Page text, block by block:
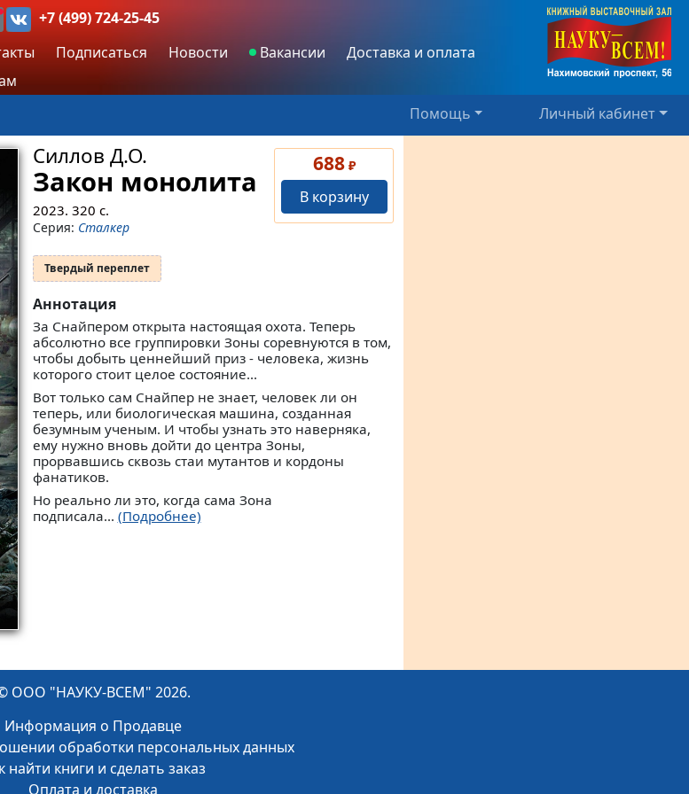
+7 (499) 724-25-45
Подписаться Новости Вакансии
Доставка и оплата
Помощь Личный кабинет
688₽
В корзину
Силлов Д.О.
Закон монолита
2023. 320 с.
Серия: Сталкер
Твердый переплет
Аннотация
За Снайпером открыта настоящая охота. Теперь
абсолютно все группировки Зоны соревнуются в том,
чтобы добыть ценнейший приз - человека, жизнь
которого стоит целое состояние...
Вот только сам Снайпер не знает, человек ли он
теперь, или биологическая машина, созданная
безумным ученым. И чтобы узнать это наверняка,
ему нужно вновь дойти до центра Зоны,
прорвавшись сквозь стаи мутантов и кордоны
фанатиков.
Но реально ли это, когда сама Зона
подписала... (Подробнее)
ООО "НАУКУ-ВСЕМ" 2026.
Информация о Продавце
обработки персональных данных
найти книги и сделать заказ
Оплата и доставка